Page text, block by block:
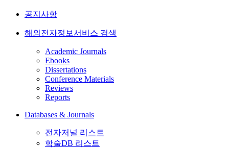
공지사항
해외전자정보서비스 검색
Academic Journals
Ebooks
Dissertations
Conference Materials
Reviews
Reports
Databases & Journals
전자저널 리스트
학술DB 리스트